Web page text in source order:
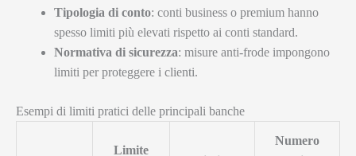
Tipologia di conto: conti business o premium hanno
spesso limiti più elevati rispetto ai conti standard.
Normativa di sicurezza: misure anti-frode impongono
limiti per proteggere i clienti.
Esempi di limiti pratici delle principali banche
Limite
Numero